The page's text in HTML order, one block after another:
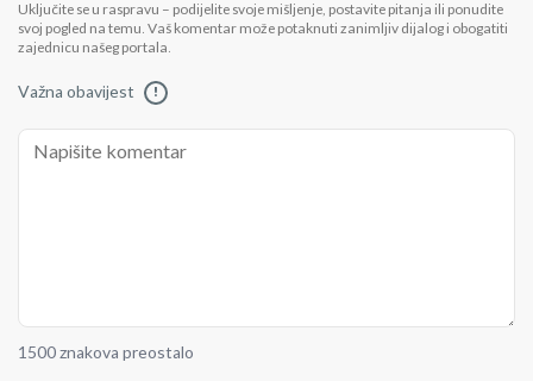
Uključite se u raspravu – podijelite svoje mišljenje, postavite pitanja ili ponudite
svoj pogled na temu. Vaš komentar može potaknuti zanimljiv dijalog i obogatiti
zajednicu našeg portala.
Važna obavijest !
1500 znakova preostalo